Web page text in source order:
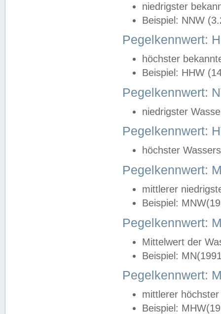
niedrigster
Beispiel: NNW
Pegelkennwert:
höchster
Beispiel: HHW
Pegelkennwert:
niedrigster
Pegelkennwert:
höchster
Pegelkennwert:
mittlerer
Beispiel:
Pegelkennwert:
Mittelwert der
Beispiel:
Pegelkennwert:
mittlerer
Beispiel: